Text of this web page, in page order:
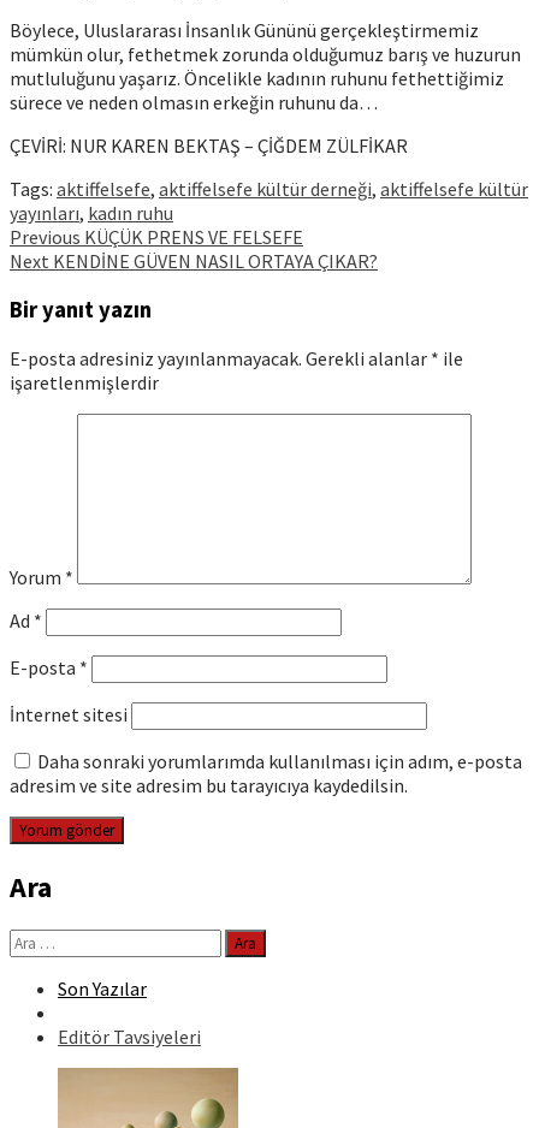
Böylece, Uluslararası İnsanlık Gününü gerçekleştirmemiz
mümkün olur, fethetmek zorunda olduğumuz barış ve huzurun
mutluluğunu yaşarız. Öncelikle kadının ruhunu fethettiğimiz
sürece ve neden olmasın erkeğin ruhunu da…
ÇEVİRİ: NUR KAREN BEKTAŞ – ÇİĞDEM ZÜLFİKAR
Tags: aktiffelsefe, aktiffelsefe kültür derneği, aktiffelsefe kültür
yayınları, kadın ruhu
Continue
Reading
Previous KÜÇÜK PRENS VE FELSEFE
Next KENDİNE GÜVEN NASIL ORTAYA ÇIKAR?
Bir yanıt yazın
E-posta adresiniz yayınlanmayacak. Gerekli alanlar * ile
işaretlenmişlerdir
Yorum *
Ad *
E-posta *
İnternet sitesi
Daha sonraki yorumlarımda kullanılması için adım, e-posta
adresim ve site adresim bu tarayıcıya kaydedilsin.
Ara
Arama:
Son Yazılar
Editör Tavsiyeleri